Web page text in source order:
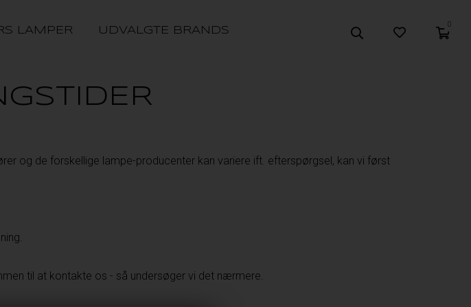
LAMPER UDVALGTE BRANDS
0
og de forskellige lampe-producenter kan variere ift. efterspørgsel, kan vi først
til at kontakte os - så undersøger vi det nærmere.